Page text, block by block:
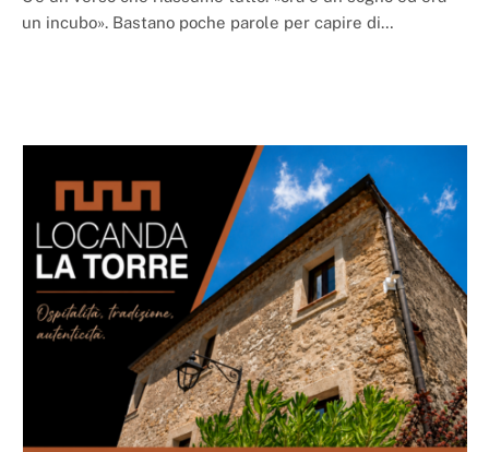
un incubo». Bastano poche parole per capire di…